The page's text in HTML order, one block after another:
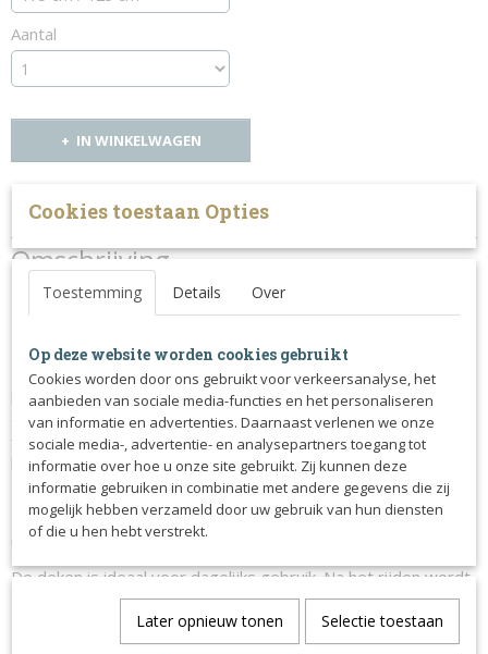
Aantal
IN WINKELWAGEN
Specificaties
Productcode
1392-11832
Omschrijving
De fleece deken "Noble" heeft uitstekende vochtafvoerende
eigenschappen en is dankzij het lichte fleecemateriaal
De deken ondersteunt het paard tijdens het droogproces en
helpt afkoeling te voorkomen.
Of je paard nu veel gezweet heeft of net is gewassen, het
fleecemateriaal absorbeert het vocht en voert het af naar
buiten waardoor je paard sneller droogt.
De voorgevormde rugnaad zorgt voor een optimale pasvorm.
De bies en het decoratieve koord zijn in dezelfde kleur
uitgevoerd en geven de deken een elegante uitstraling.
De deken is ideaal voor dagelijks gebruik. Na het rijden wordt
de deken op het paard gelegd en vastgemaakt bij de borst.
De deken ondersteunt het droogproces en helpt voorkomen
dat het paard afkoelt.
Cookies toestaan Opties
Toestemming Details Over
Op deze website worden cookies gebruikt
Cookies worden door ons gebruikt voor verkeersanalyse, het
aanbieden van sociale media-functies en het personaliseren
van informatie en advertenties. Daarnaast verlenen we onze
sociale media-, advertentie- en analysepartners toegang tot
informatie over hoe u onze site gebruikt. Zij kunnen deze
informatie gebruiken in combinatie met andere gegevens die zij
mogelijk hebben verzameld door uw gebruik van hun diensten
of die u hen hebt verstrekt.
Later opnieuw tonen Selectie toestaan